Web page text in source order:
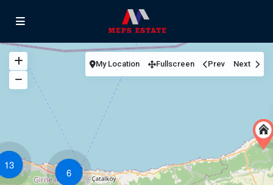
13
6
My Location Fullscreen Prev Next